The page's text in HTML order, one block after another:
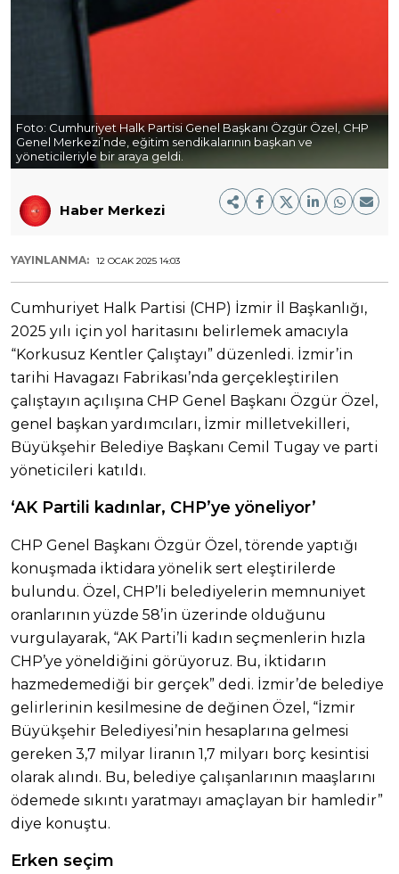
Foto: Cumhuriyet Halk Partisi Genel Başkanı Özgür Özel, CHP
Genel Merkezi’nde, eğitim sendikalarının başkan ve
yöneticileriyle bir araya geldi.
Haber Merkezi
YAYINLANMA: 12 OCAK 2025 14:03
Cumhuriyet Halk Partisi (CHP) İzmir İl Başkanlığı,
2025 yılı için yol haritasını belirlemek amacıyla
“Korkusuz Kentler Çalıştayı” düzenledi. İzmir’in
tarihi Havagazı Fabrikası’nda gerçekleştirilen
çalıştayın açılışına CHP Genel Başkanı Özgür Özel,
genel başkan yardımcıları, İzmir milletvekilleri,
Büyükşehir Belediye Başkanı Cemil Tugay ve parti
yöneticileri katıldı.
‘AK Partili kadınlar, CHP’ye yöneliyor’
CHP Genel Başkanı Özgür Özel, törende yaptığı
konuşmada iktidara yönelik sert eleştirilerde
bulundu. Özel, CHP’li belediyelerin memnuniyet
oranlarının yüzde 58’in üzerinde olduğunu
vurgulayarak, “AK Parti’li kadın seçmenlerin hızla
CHP’ye yöneldiğini görüyoruz. Bu, iktidarın
hazmedemediği bir gerçek” dedi. İzmir’de belediye
gelirlerinin kesilmesine de değinen Özel, “İzmir
Büyükşehir Belediyesi’nin hesaplarına gelmesi
gereken 3,7 milyar liranın 1,7 milyarı borç kesintisi
olarak alındı. Bu, belediye çalışanlarının maaşlarını
ödemede sıkıntı yaratmayı amaçlayan bir hamledir”
diye konuştu.
Erken seçim